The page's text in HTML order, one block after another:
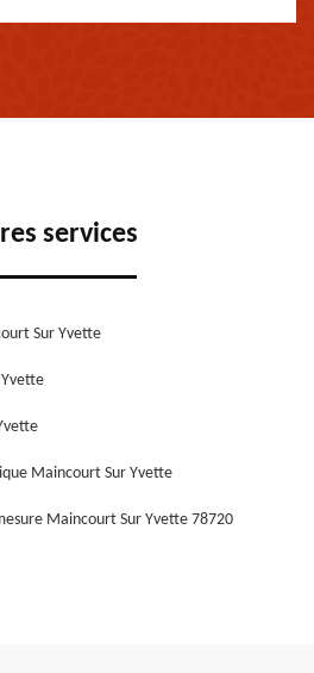
services
Sur Yvette
Maincourt Sur Yvette
Maincourt Sur Yvette 78720